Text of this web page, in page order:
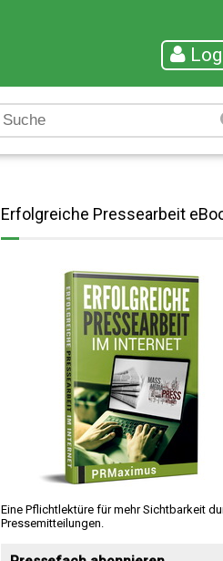
Erfolgreiche Pressearbeit
Eine Pflichtlektüre für mehr Sichtbarkeit
Pressemitteilungen.